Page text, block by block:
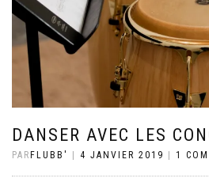
DANSER AVEC LES
PARFLUBB' | 4 JANVIER 2019 | 1